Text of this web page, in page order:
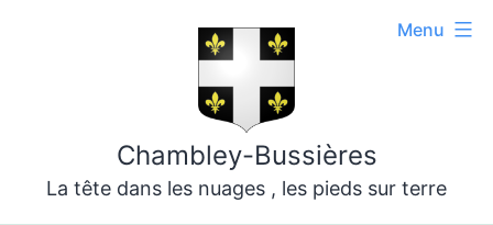
Chambley-Bussières
La tête dans les nuages , les pieds sur terre
Menu